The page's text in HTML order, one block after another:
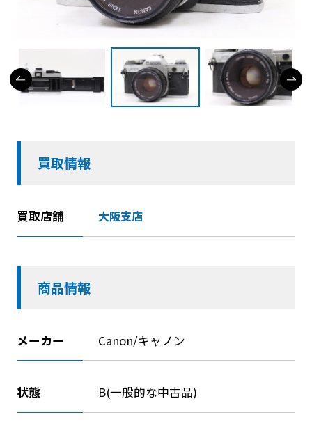
買取情報
買取店舗 大阪支店
商品情報
メーカー Canon/キャノン
状態 B(一般的な中古品)